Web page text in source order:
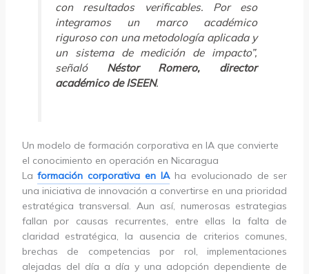
con resultados verificables. Por eso
integramos un marco académico
riguroso con una metodología aplicada y
un sistema de medición de impacto”,
señaló Néstor Romero, director
académico de ISEEN.
Un modelo de formación corporativa en IA que convierte
el conocimiento en operación en Nicaragua
Laformación corporativa en IAha evolucionado de ser
una iniciativa de innovación a convertirse en una prioridad
estratégica transversal. Aun así, numerosas estrategias
fallan por causas recurrentes, entre ellas la falta de
claridad estratégica, la ausencia de criterios comunes,
brechas de competencias por rol, implementaciones
alejadas del día a día y una adopción dependiente de